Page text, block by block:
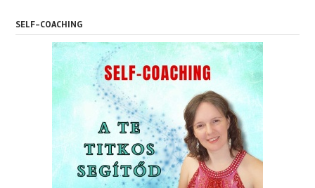
SELF-COACHING